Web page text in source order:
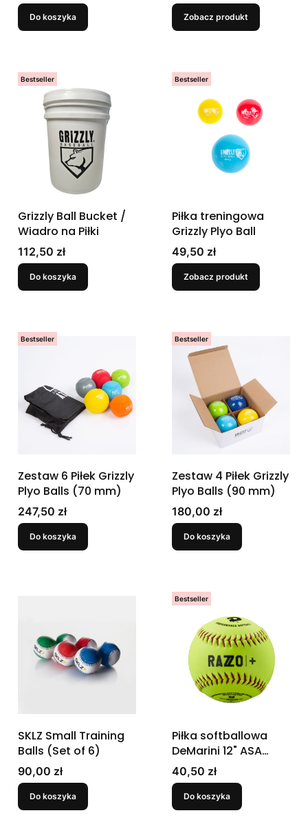
Do koszyka Zobacz produkt
Bestseller
Grizzly Ball Bucket /
Wiadro na Piłki
Cena
112,50 zł
Do koszyka
Bestseller
Piłka treningowa
Grizzly Plyo Ball
Cena
49,50 zł
Zobacz produkt
Bestseller
Zestaw 6 Piłek Grizzly
Plyo Balls (70 mm)
Cena
247,50 zł
Do koszyka
Bestseller
Zestaw 4 Piłek Grizzly
Plyo Balls (90 mm)
Cena
180,00 zł
Do koszyka
SKLZ Small Training
Balls (Set of 6)
Cena
90,00 zł
Do koszyka
Bestseller
Piłka softballowa
DeMarini 12" ASA
Razzo Plus Slowpitch
Synthetic
Cena
40,50 zł
Do koszyka